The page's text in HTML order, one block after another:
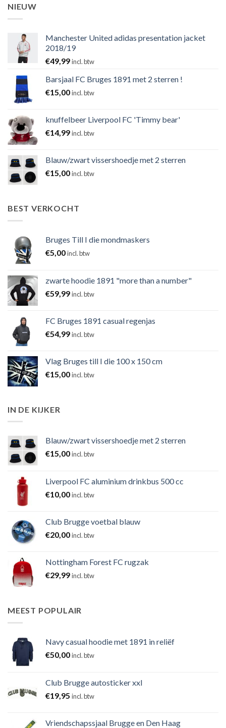
NIEUW
Manchester United adidas presentation jacket
2018/19
€49,99incl. btw
Barsjaal FC Bruges 1891 met 2 sterren !
€15,00incl. btw
knuffelbeer Liverpool FC 'Timmy bear'
€14,99incl. btw
Blauw/zwart vissershoedje met 2 sterren
€15,00incl. btw
BEST VERKOCHT
Bruges Till I die mondmaskers
€5,00incl. btw
zwarte hoodie 1891 "more than a number"
€59,99incl. btw
FC Bruges 1891 casual regenjas
€54,99incl. btw
Vlag Bruges till I die 100 x 150 cm
€15,00incl. btw
IN DE KIJKER
Blauw/zwart vissershoedje met 2 sterren
€15,00incl. btw
Liverpool FC aluminium drinkbus 500 cc
€10,00incl. btw
Club Brugge voetbal blauw
€20,00incl. btw
Nottingham Forest FC rugzak
€29,99incl. btw
MEEST POPULAIR
Navy casual hoodie met 1891 in reliëf
€50,00incl. btw
Club Brugge autosticker xxl
€19,95 incl. btw
Vriendschapssjaal Brugge en Den Haag